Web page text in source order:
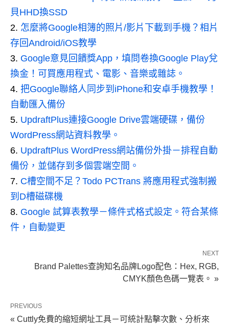
貝HHD換SSD
怎麼將Google相簿的照片/影片下載到手機？相片
存回Android/iOS教學
Google意見回饋獎App，填問卷換Google Play兌
換金！可買應用程式、電影、音樂或雜誌。
把Google聯絡人同步到iPhone和安卓手機教學！
自動匯入備份
UpdraftPlus連接Google Drive雲端硬碟，備份
WordPress網站資料教學。
UpdraftPlus WordPress網站備份外掛－排程自動
備份，並儲存到多個雲端空間。
C槽空間不足？Todo PCTrans 將應用程式強制搬
到D槽磁碟機
Google 試算表教學－條件式格式設定。符合某條
件，自動變更
NEXT
Brand Palettes查詢知名品牌Logo配色：Hex, RGB,
CMYK顏色色碼一覽表。 »
PREVIOUS
« Cuttly免費的縮短網址工具－可統計點擊次數、分析來